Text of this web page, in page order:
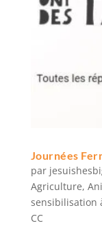
Journées
par
Agriculture,
sensibilisation
CC